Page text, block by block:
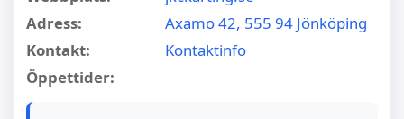
Adress:
Axamo 42, 555 94 Jönköping
Kontakt:
Kontaktinfo
Öppettider: